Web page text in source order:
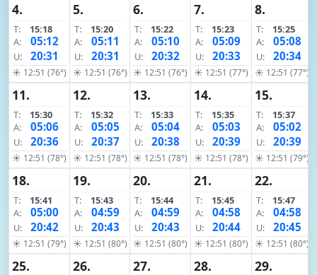
4.
T:
15:18
A:
05:12
U: 20:31
☀ 12:51 (76°)
5.
T:
15:20
A:
05:11
U: 20:31
☀ 12:51 (76°)
6.
T:
15:22
A:
05:10
U: 20:32
☀ 12:51 (76°)
7.
T:
15:23
A:
05:09
U: 20:33
☀ 12:51 (77°)
8.
T:
15:25
A:
05:08
U: 20:34
☀ 12:51 (77°)
11.
T:
15:30
A:
05:06
U: 20:36
☀ 12:51 (78°)
12.
T:
15:32
A:
05:05
U: 20:37
☀ 12:51 (78°)
13.
T:
15:33
A:
05:04
U: 20:38
☀ 12:51 (78°)
14.
T:
15:35
A:
05:03
U: 20:39
☀ 12:51 (78°)
15.
T:
15:37
A:
05:02
U: 20:39
☀ 12:51 (79°)
18.
T:
15:41
A:
05:00
U: 20:42
☀ 12:51 (79°)
19.
T:
15:43
A:
04:59
U: 20:43
☀ 12:51 (80°)
20.
T:
15:44
A:
04:59
U: 20:43
☀ 12:51 (80°)
21.
T:
15:45
A:
04:58
U: 20:44
☀ 12:51 (80°)
22.
T:
15:47
A:
04:58
U: 20:45
☀ 12:51 (80°)
25. 26. 27. 28. 29.